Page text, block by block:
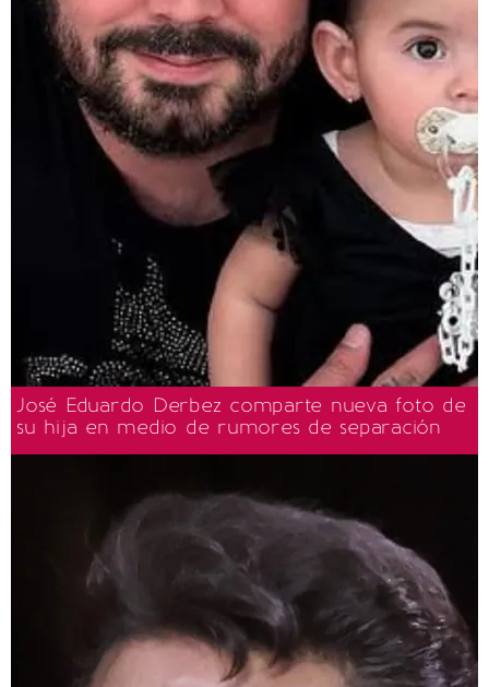
José Eduardo Derbez comparte nueva foto de
su hija en medio de rumores de separación